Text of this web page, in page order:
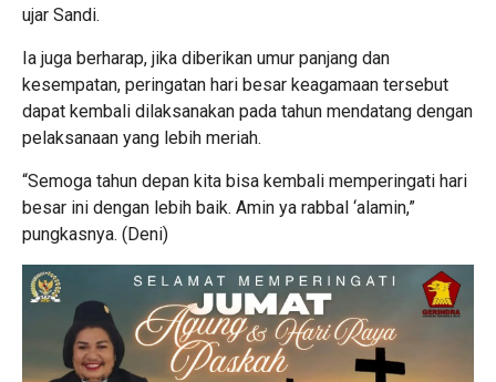
ujar Sandi.
Ia juga berharap, jika diberikan umur panjang dan
kesempatan, peringatan hari besar keagamaan tersebut
dapat kembali dilaksanakan pada tahun mendatang dengan
pelaksanaan yang lebih meriah.
“Semoga tahun depan kita bisa kembali memperingati hari
besar ini dengan lebih baik. Amin ya rabbal ‘alamin,”
pungkasnya. (Deni)